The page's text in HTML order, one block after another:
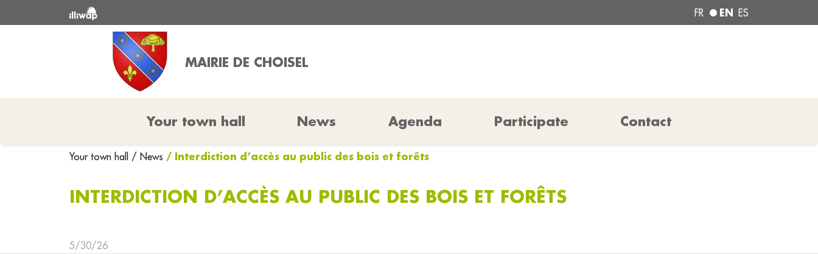
FR EN ES
MAIRIE DE CHOISEL
Your town hall News Agenda Participate Contact
Your town hall / News / Interdiction d’accès au public des bois et forêts
INTERDICTION D’ACCÈS AU PUBLIC DES BOIS ET FORÊTS
5/30/26